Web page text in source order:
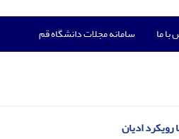
ما سامانه مجلات دانشگاه قم
ادیان